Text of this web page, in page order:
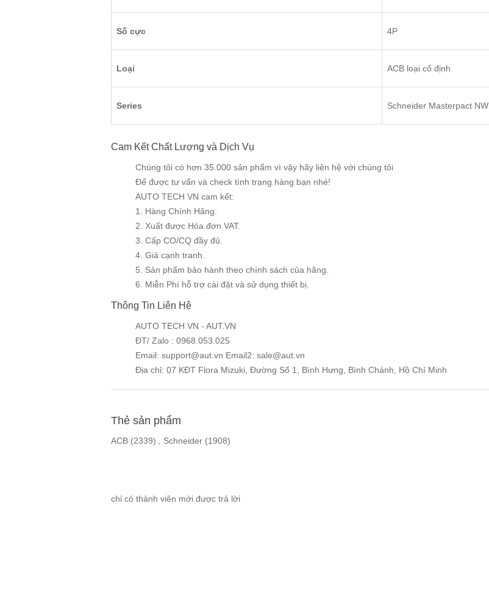
Số cực 4P
Loại ACB loại cố định
Series Schneider Masterpact NW
Cam Kết Chất Lượng và Dịch Vụ
Chúng tôi có hơn 35.000 sản phẩm vì vậy hãy liên hệ với chúng tôi
Để được tư vấn và check tình trạng hàng bạn nhé!
AUTO TECH VN cam kết:
1. Hàng Chính Hãng.
2. Xuất được Hóa đơn VAT.
3. Cấp CO/CQ đầy đủ.
4. Giá cạnh tranh.
5. Sản phẩm bảo hành theo chính sách của hãng.
6. Miễn Phí hỗ trợ cài đặt và sử dụng thiết bị.
Thông Tin Liên Hệ
AUTO TECH VN - AUT.VN
ĐT/ Zalo : 0968.053.025
Email: support@aut.vn Email2: sale@aut.vn
Địa chỉ: 07 KĐT Flora Mizuki, Đường Số 1, Bình Hưng, Bình Chánh, Hồ Chí Minh
Thẻ sản phẩm
ACB (2339) , Schneider (1908)
chỉ có thành viên mới được trả lời